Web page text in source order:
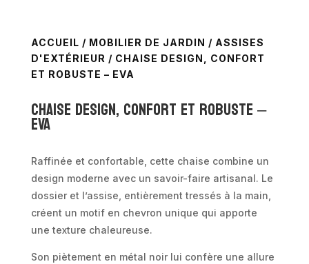
ACCUEIL / MOBILIER DE JARDIN / ASSISES
D'EXTÉRIEUR / CHAISE DESIGN, CONFORT
ET ROBUSTE – EVA
Chaise design, confort et robuste –
EVA
Raffinée et confortable, cette chaise combine un
design moderne avec un savoir-faire artisanal. Le
dossier et l’assise, entièrement tressés à la main,
créent un motif en chevron unique qui apporte
une texture chaleureuse.
Son piètement en métal noir lui confère une allure